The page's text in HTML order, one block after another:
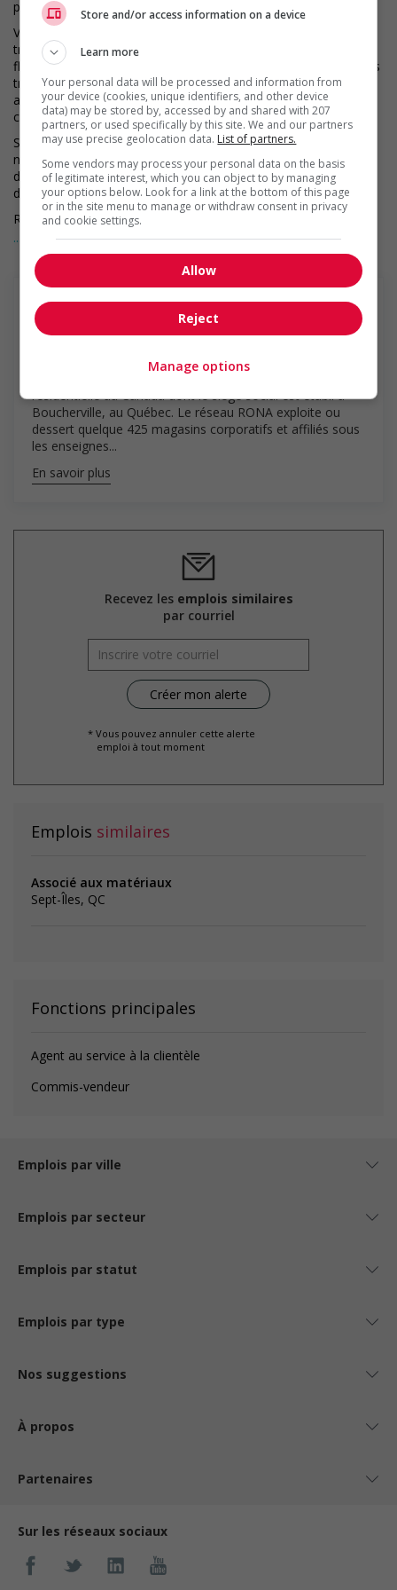
professionnels de la construction.
Vous avez le talent? Nous avons les outils! Chez nous, votre
travail et vos idées contribuent à bâtir une organisation
florissante. Votre voix sera toujours entendue et valorisée. Vous
trouverez des possibilités de carrière à la mesure de vos
ambitions et pourrez développer davantage l’ensemble de
compétences qui vous rend unique.
Si vous êtes sélectionné pour une entrevue, veuillez informer
notre équipe en magasin pour vos besoins d'aménagements
durant le processus d'entrevue. Nous ferons le maximum afin
de répondre à vos besoins en matière d'accessibilité.
RONA est déterminée à encourager la diversité et l’inclusion.
Nous étudions la demande d’emploi de l’ensemble des
candidat(e)s qualifié(e)s, sans égard à leur race, couleur,
religion, orientation sexuelle, genre, nationalité d’origine, âge,
handicap ou tout autre statut protégé.
... Lire la suite
RONA inc. est un chef de file du secteur de la rénovation
résidentielle au Canada dont le siège social est établi à
Boucherville, au Québec. Le réseau RONA exploite ou
dessert quelque 425 magasins corporatifs et affiliés sous
les enseignes...
En savoir plus
Recevez les emplois similaires
par courriel
* Vous pouvez annuler cette alerte
emploi à tout moment
Emplois similaires
Associé aux matériaux
Sept-Îles, QC
Fonctions principales
Agent au service à la clientèle
Commis-vendeur
Emplois par ville
Emplois par secteur
Emplois par statut
Emplois par type
Nos suggestions
À propos
Partenaires
Sur les réseaux sociaux
Store and/or access information on a device
Learn more
Your personal data will be processed and information from
your device (cookies, unique identifiers, and other device
data) may be stored by, accessed by and shared with 207
partners, or used specifically by this site. We and our partners
may use precise geolocation data. List of partners.
Some vendors may process your personal data on the basis
of legitimate interest, which you can object to by managing
your options below. Look for a link at the bottom of this page
or in the site menu to manage or withdraw consent in privacy
and cookie settings.
Allow
Reject
Manage options